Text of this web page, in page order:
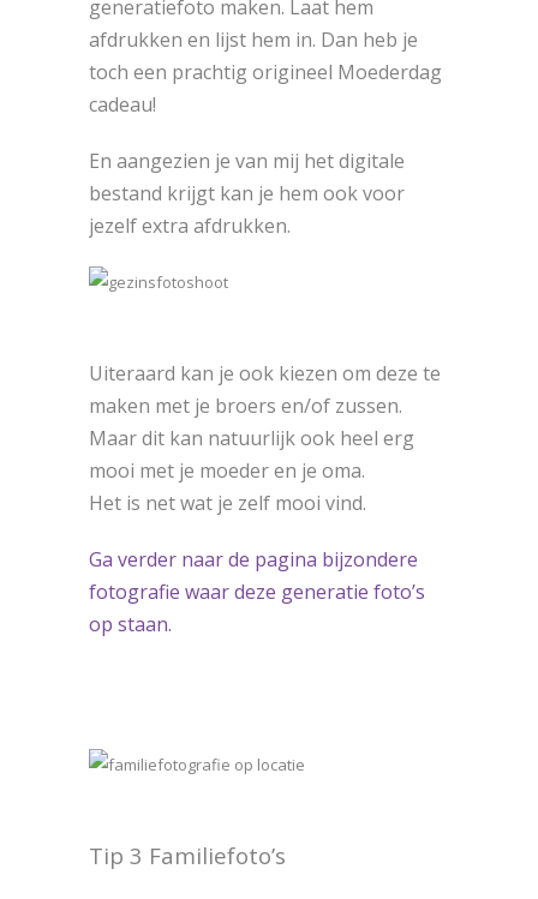
generatiefoto maken. Laat hem
afdrukken en lijst hem in. Dan heb je
toch een prachtig origineel Moederdag
cadeau!
En aangezien je van mij het digitale
bestand krijgt kan je hem ook voor
jezelf extra afdrukken.
Uiteraard kan je ook kiezen om deze te
maken met je broers en/of zussen.
Maar dit kan natuurlijk ook heel erg
mooi met je moeder en je oma.
Het is net wat je zelf mooi vind.
Ga verder naar de pagina bijzondere
fotografie waar deze generatie foto’s
op staan.
Tip 3 Familiefoto’s